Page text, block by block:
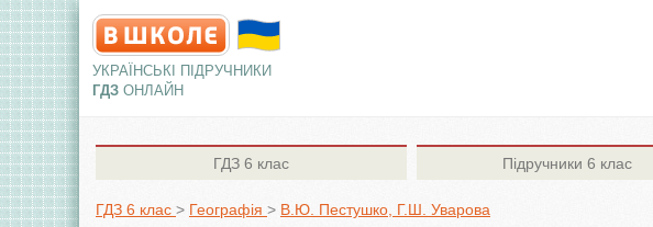
УКРАЇНСЬКІ ПІДРУЧНИКИ
ГДЗ ОНЛАЙН
ГДЗ 6 клас Підручники 6 клас
ГДЗ 6 клас > Географія > В.Ю. Пестушко, Г.Ш. Уварова